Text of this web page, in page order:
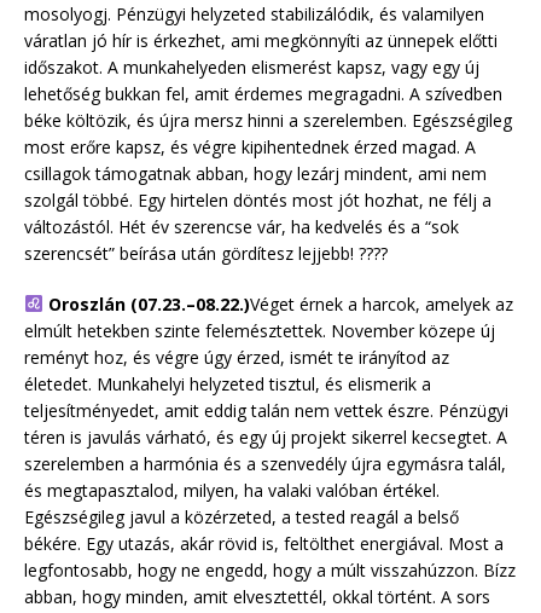
mosolyogj. Pénzügyi helyzeted stabilizálódik, és valamilyen
váratlan jó hír is érkezhet, ami megkönnyíti az ünnepek előtti
időszakot. A munkahelyeden elismerést kapsz, vagy egy új
lehetőség bukkan fel, amit érdemes megragadni. A szívedben
béke költözik, és újra mersz hinni a szerelemben. Egészségileg
most erőre kapsz, és végre kipihentednek érzed magad. A
csillagok támogatnak abban, hogy lezárj mindent, ami nem
szolgál többé. Egy hirtelen döntés most jót hozhat, ne félj a
változástól. Hét év szerencse vár, ha kedvelés és a “sok
szerencsét” beírása után gördítesz lejjebb! ????
Oroszlán (07.23.–08.22.)Véget érnek a harcok, amelyek az
elmúlt hetekben szinte felemésztettek. November közepe új
reményt hoz, és végre úgy érzed, ismét te irányítod az
életedet. Munkahelyi helyzeted tisztul, és elismerik a
teljesítményedet, amit eddig talán nem vettek észre. Pénzügyi
téren is javulás várható, és egy új projekt sikerrel kecsegtet. A
szerelemben a harmónia és a szenvedély újra egymásra talál,
és megtapasztalod, milyen, ha valaki valóban értékel.
Egészségileg javul a közérzeted, a tested reagál a belső
békére. Egy utazás, akár rövid is, feltölthet energiával. Most a
legfontosabb, hogy ne engedd, hogy a múlt visszahúzzon. Bízz
abban, hogy minden, amit elvesztettél, okkal történt. A sors